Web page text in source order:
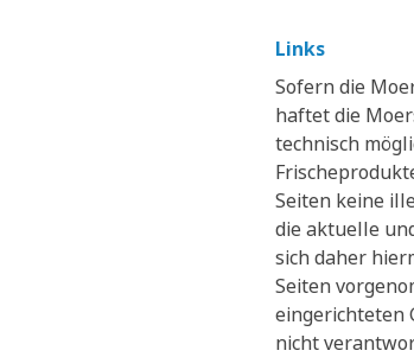
Links
Sofern die
haftet die
technisch
Seiten keine
die aktuelle
sich daher
Seiten
eingerichteten
nicht